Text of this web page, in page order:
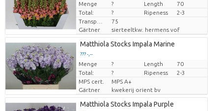
Preis pro Stück
Menge ? Length
70
Total:
? Ripeness
2-3
75
Gärtner
sierteeltkw. hermens vof
Matthiola Stocks Impala Marine
??? -,--
Preis pro Stück
Menge ? Length
70
Total:
? Ripeness
2-3
MPS cert.
MPS A+
Gärtner
kwekerij orient bv
Matthiola Stocks Impala Purple